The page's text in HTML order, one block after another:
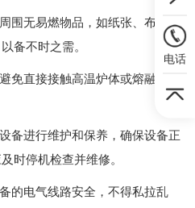
无易燃物品，如纸张、布料
备不时之需。
直接接触高温炉体或熔融的蜡
进行维护和保养，确保设备正
时停机检查并维修。
电气线路安全，不得私拉乱
电话